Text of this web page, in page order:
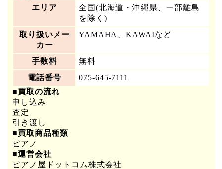
エリア
全国(北海道・沖縄県、一部離島
を除く)
取り扱いメー
カー
YAMAHA、KAWAIなど
手数料
無料
電話番号
075-645-7111
■買取の流れ
申し込み
査定
引き渡し
■買取商品種類
ピアノ
■運営会社
ピアノ屋ドットコム株式会社